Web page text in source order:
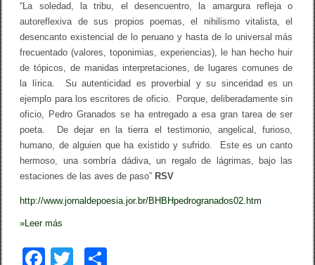
t
o
V
e
r
é
s
“La soledad, la tribu, el desencuentro, la amargura refleja o
autoreflexiva de sus propios poemas, el nihilismo vitalista, el
desencanto existencial de lo peruano y hasta de lo universal más
frecuentado (valores, toponimias, experiencias), le han hecho huir
de tópicos, de manidas interpretaciones, de lugares comunes de
la lírica. Su autenticidad es proverbial y su sinceridad es un
ejemplo para los escritores de oficio. Porque, deliberadamente sin
oficio, Pedro Granados se ha entregado a esa gran tarea de ser
poeta. De dejar en la tierra el testimonio, angelical, furioso,
humano, de alguien que ha existido y sufrido. Este es un canto
hermoso, una sombría dádiva, un regalo de lágrimas, bajo las
estaciones de las aves de paso” RSV
http://www.jornaldepoesia.jor.br/BHBHpedrogranados02.htm
»Leer más
F